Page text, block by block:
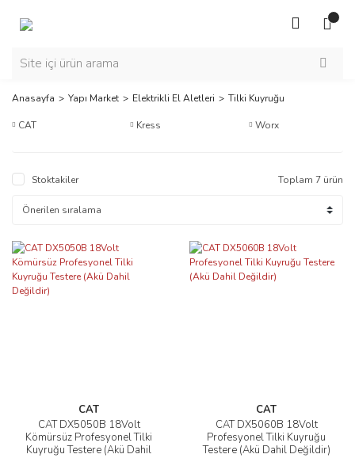
Anasayfa Yapı Market Elektrikli El Aletleri Tilki Kuyruğu
CAT Kress Worx
Stoktakiler Toplam 7 ürün
CAT
CAT DX5050B 18Volt
Kömürsüz Profesyonel Tilki
Kuyruğu Testere (Akü Dahil
CAT
CAT DX5060B 18Volt
Profesyonel Tilki Kuyruğu
Testere (Akü Dahil Değildir)